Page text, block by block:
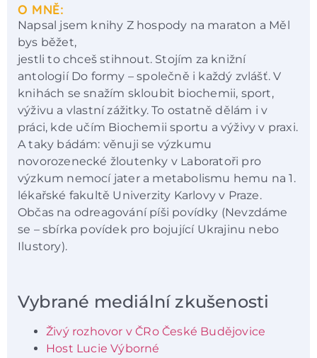
O MNĚ:
Napsal jsem knihy Z hospody na maraton a Měl
bys běžet,
jestli to chceš stihnout. Stojím za knižní
antologií Do formy – společně i každý zvlášť. V
knihách se snažím skloubit biochemii, sport,
výživu a vlastní zážitky. To ostatně dělám i v
práci, kde učím Biochemii sportu a výživy v praxi.
A taky bádám: věnuji se výzkumu
novorozenecké žloutenky v Laboratoři pro
výzkum nemocí jater a metabolismu hemu na 1.
lékařské fakultě Univerzity Karlovy v Praze.
Občas na odreagování píši povídky (Nevzdáme
se – sbírka povídek pro bojující Ukrajinu nebo
Ilustory).
Vybrané mediální zkušenosti
Živý rozhovor v ČRo České Budějovice
Host Lucie Výborné